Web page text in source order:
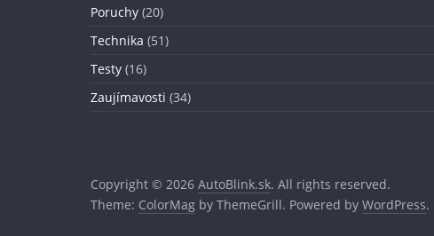
Poruchy (20)
Technika (51)
Testy (16)
Zaujímavosti (34)
Copyright © 2026 AutoBlink.sk. All rights reserved.
Theme: ColorMag by ThemeGrill. Powered by WordPress.